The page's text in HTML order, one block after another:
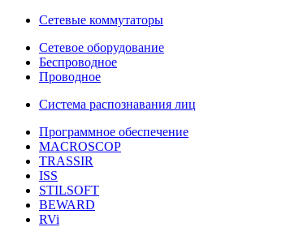
Сетевые коммутаторы
Сетевое оборудование
Беспроводное
Проводное
Система распознавания лиц
Программное обеспечение
MACROSCOP
TRASSIR
ISS
STILSOFT
BEWARD
RVi